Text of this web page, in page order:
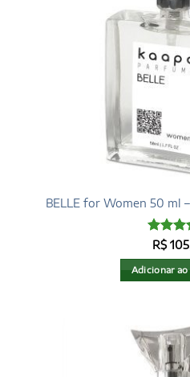
BELLE for Women 50 ml
de 5
R$
Adicionar